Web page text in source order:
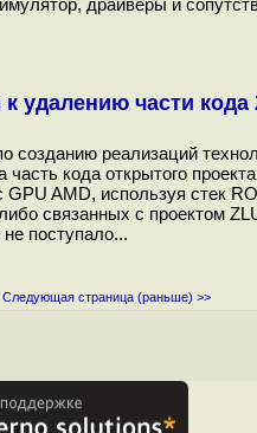
драйверы и
удалению части
созданию реализаций
кода открытого
AMD, используя стек
связанных с проектом
поступало...
Следующая страница (раньше) >>